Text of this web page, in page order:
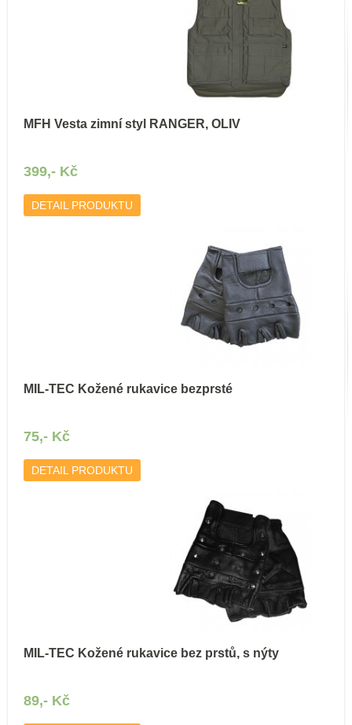
MFH Vesta zimní styl RANGER, OLIV
399,- Kč
DETAIL PRODUKTU
MIL-TEC Kožené rukavice bezprsté
75,- Kč
DETAIL PRODUKTU
MIL-TEC Kožené rukavice bez prstů, s nýty
89,- Kč